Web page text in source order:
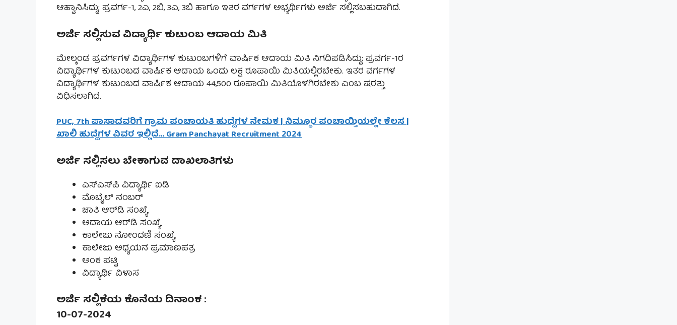
ಆಹ್ವಾನಿಸಿದ್ದು; ಪ್ರವರ್ಗ-1, 2ಎ, 2ಬಿ, 3ಎ, 3ಬಿ ಹಾಗೂ ಇತರ ವರ್ಗಗಳ ಅಭ್ಯರ್ಥಿಗಳು ಅರ್ಜಿ ಸಲ್ಲಿಸಬಹುದಾಗಿದೆ.
ಅರ್ಜಿ ಸಲ್ಲಿಸುವ ವಿದ್ಯಾರ್ಥಿ ಕುಟುಂಬ ಆದಾಯ ಮಿತಿ
ಮೇಲ್ಕಂಡ ಪ್ರವರ್ಗಗಳ ವಿದ್ಯಾರ್ಥಿಗಳ ಕುಟುಂಬಗಳಿಗೆ ವಾರ್ಷಿಕ ಆದಾಯ ಮಿತಿ ನಿಗದಿಪಡಿಸಿದ್ದು; ಪ್ರವರ್ಗ-1ರ
ವಿದ್ಯಾರ್ಥಿಗಳ ಕುಟುಂಬದ ವಾರ್ಷಿಕ ಆದಾಯ ಒಂದು ಲಕ್ಷ ರೂಪಾಯಿ ಮಿತಿಯಲ್ಲಿರಬೇಕು. ಇತರ ವರ್ಗಗಳ
ವಿದ್ಯಾರ್ಥಿಗಳ ಕುಟುಂಬದ ವಾರ್ಷಿಕ ಆದಾಯ 44,500 ರೂಪಾಯಿ ಮಿತಿಯೊಳಗಿರಬೇಕು ಎಂಬ ಷರತ್ತು
ವಿಧಿಸಲಾಗಿದೆ.
PUC, 7th ಪಾಸಾದವರಿಗೆ ಗ್ರಾಮ ಪಂಚಾಯತಿ ಹುದ್ದೆಗಳ ನೇಮಕ | ನಿಮ್ಮೂರ ಪಂಚಾಯ್ತಿಯಲ್ಲೇ ಕೆಲಸ |
ಖಾಲಿ ಹುದ್ದೆಗಳ ವಿವರ ಇಲ್ಲಿದೆ… Gram Panchayat Recruitment 2024
ಅರ್ಜಿ ಸಲ್ಲಿಸಲು ಬೇಕಾಗುವ ದಾಖಲಾತಿಗಳು
ಎಸ್‌ಎಸ್‌ಪಿ ವಿದ್ಯಾರ್ಥಿ ಐಡಿ
ಮೊಬೈಲ್ ನಂಬರ್
ಜಾತಿ ಆರ್‌ಡಿ ಸಂಖ್ಯೆ
ಆದಾಯ ಆರ್‌ಡಿ ಸಂಖ್ಯೆ
ಕಾಲೇಜು ನೋಂದಣಿ ಸಂಖ್ಯೆ
ಕಾಲೇಜು ಅಧ್ಯಯನ ಪ್ರಮಾಣಪತ್ರ
ಅಂಕ ಪಟ್ಟಿ
ವಿದ್ಯಾರ್ಥಿ ವಿಳಾಸ
ಅರ್ಜಿ ಸಲ್ಲಿಕೆಯ ಕೊನೆಯ ದಿನಾಂಕ :
10-07-2024